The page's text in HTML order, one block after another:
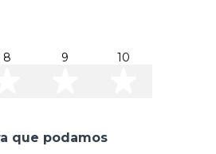
8 9 10
que podamos